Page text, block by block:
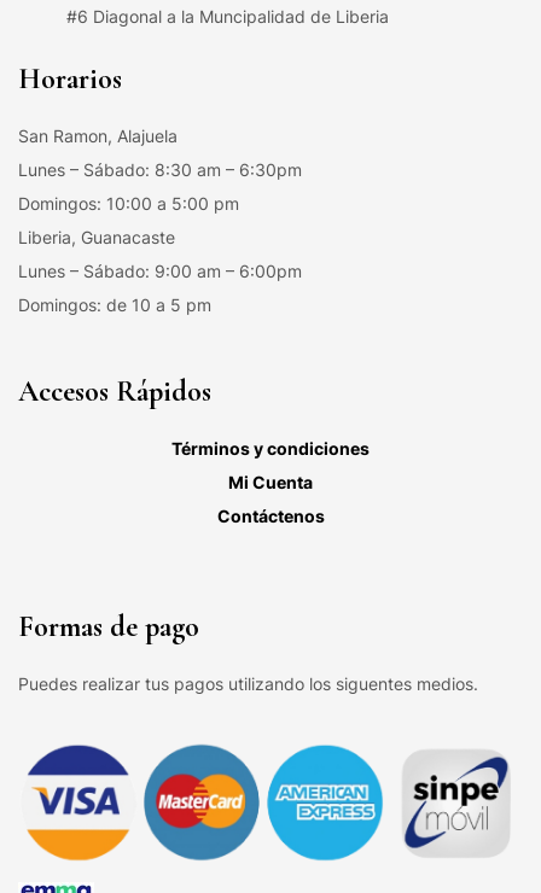
#6 Diagonal a la Muncipalidad de Liberia
Horarios
San Ramon, Alajuela
Lunes – Sábado: 8:30 am – 6:30pm
Domingos: 10:00 a 5:00 pm
Liberia, Guanacaste
Lunes – Sábado: 9:00 am – 6:00pm
Domingos: de 10 a 5 pm
Accesos Rápidos
Términos y condiciones
Mi Cuenta
Contáctenos
Formas de pago
Puedes realizar tus pagos utilizando los siguentes medios.